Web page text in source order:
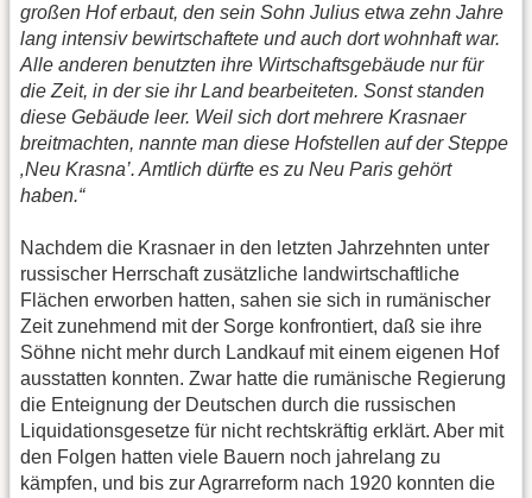
großen Hof erbaut, den sein Sohn Julius etwa zehn Jahre
lang intensiv bewirtschaftete und auch dort wohnhaft war.
Alle anderen benutzten ihre Wirtschaftsgebäude nur für
die Zeit, in der sie ihr Land bearbeiteten. Sonst standen
diese Gebäude leer. Weil sich dort mehrere Krasnaer
breitmachten, nannte man diese Hofstellen auf der Steppe
‚Neu Krasna’. Amtlich dürfte es zu Neu Paris gehört
haben.“
Nachdem die Krasnaer in den letzten Jahrzehnten unter
russischer Herrschaft zusätzliche landwirtschaftliche
Flächen erworben hatten, sahen sie sich in rumänischer
Zeit zunehmend mit der Sorge konfrontiert, daß sie ihre
Söhne nicht mehr durch Landkauf mit einem eigenen Hof
ausstatten konnten. Zwar hatte die rumänische Regierung
die Enteignung der Deutschen durch die russischen
Liquidationsgesetze für nicht rechtskräftig erklärt. Aber mit
den Folgen hatten viele Bauern noch jahrelang zu
kämpfen, und bis zur Agrarreform nach 1920 konnten die